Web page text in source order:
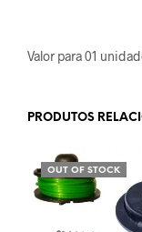
Valor para 01
PRODUTOS
OUT OF STOCK